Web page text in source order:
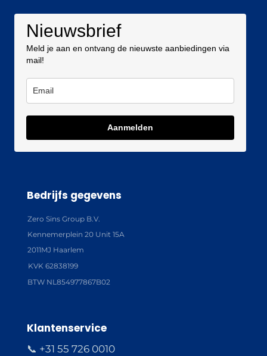
Nieuwsbrief
Meld je aan en ontvang de nieuwste aanbiedingen via
mail!
Aanmelden
Bedrijfs gegevens
Zero Sins Group B.V.
Kennemerplein 20 Unit 15A
2011MJ Haarlem
KVK 62838199
BTW NL854977867B02
Klantenservice
📞 +31 55 726 0010